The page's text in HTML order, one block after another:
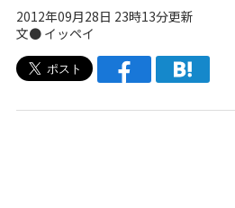
2012年09月28日 23時13分更新
文● イッペイ